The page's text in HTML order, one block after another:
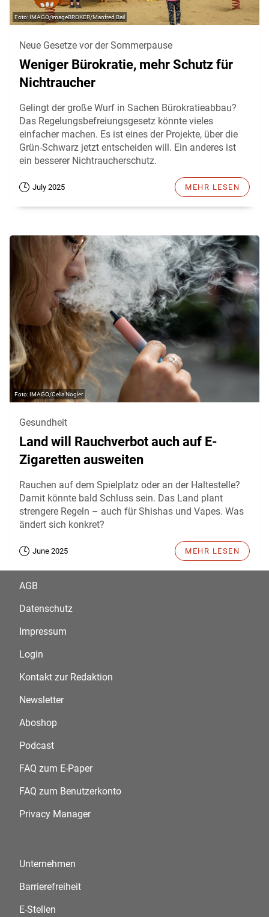
IMAGO/imageBROKER/Manfred Bail
Neue Gesetze vor der Sommerpause
Weniger Bürokratie, mehr Schutz für
Nichtraucher
Gelingt der große Wurf in Sachen Bürokratieabbau?
Das Regelungsbefreiungsgesetz könnte vieles
einfacher machen. Es ist eines der Projekte, über die
Grün-Schwarz jetzt entscheiden will. Ein anderes ist
ein besserer Nichtraucherschutz.
July 2025 MEHR LESEN
IMAGO/Celia Nogler
Gesundheit
Land will Rauchverbot auch auf E-
Zigaretten ausweiten
Rauchen auf dem Spielplatz oder an der Haltestelle?
Damit könnte bald Schluss sein. Das Land plant
strengere Regeln – auch für Shishas und Vapes. Was
ändert sich konkret?
June 2025 MEHR LESEN
AGB
Datenschutz
Impressum
Login
Kontakt zur Redaktion
Newsletter
Aboshop
Podcast
FAQ zum E-Paper
FAQ zum Benutzerkonto
Privacy Manager
Unternehmen
Barrierefreiheit
E-Stellen